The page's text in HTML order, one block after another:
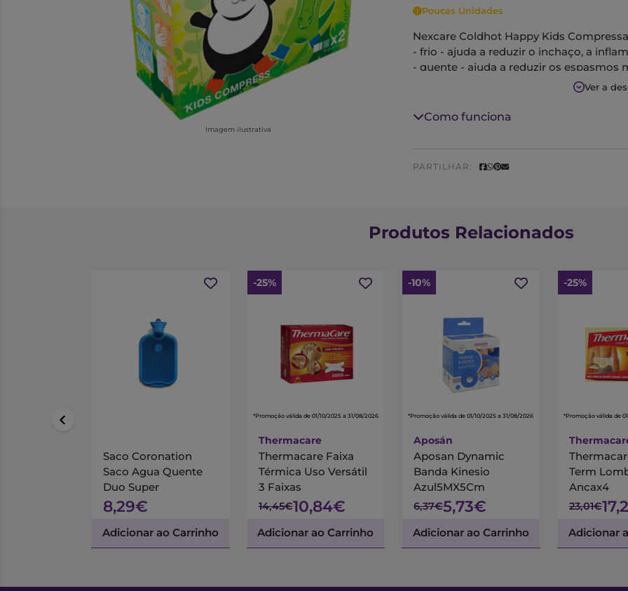
Imagem ilustrativa
Poucas Unidades
Nexcare Coldhot Happy Kids
- frio - ajuda a reduzir o inchaço, a
- quente - ajuda a reduzir os espasmos
Ver a
Como funciona
PARTILHAR:
Produtos Relacionados
Saco Coronation
Saco Agua Quente
Duo Super
8,29€
Adicionar ao Carrinho
-25%
*Promoção válida de 01/10/2025 a 31/08/2026
Thermacare
Thermacare Faixa
Térmica Uso Versátil
3 Faixas
14,45€10,84€
Adicionar ao Carrinho
-10%
*Promoção válida de 01/10/2025 a 31/08/2026
Aposán
Aposan Dynamic
Banda Kinesio
Azul5MX5Cm
6,37€5,73€
Adicionar ao Carrinho
-25%
*Promoção válida de
Term
Ancax4
23,01€
Adicionar